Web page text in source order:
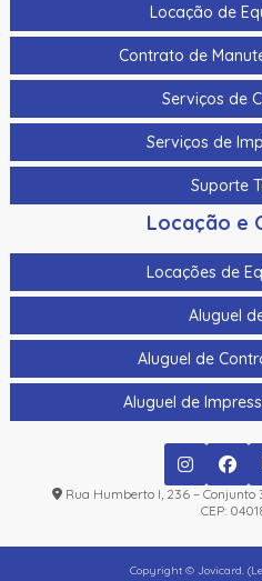
Locação de
Contrato de
Serviços de
Serviços de
Suporte
Locação e
Locações de
Aluguel
Aluguel de
Aluguel de
Rua Humberto I, 236 –
CEP:
Copyright © Jovicard.